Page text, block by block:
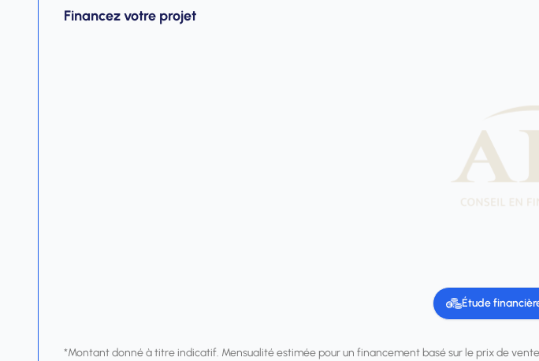
Financez votre projet
Étude
*Montant donné à titre indicatif. Mensualité estimée pour un financement basé sur le prix de